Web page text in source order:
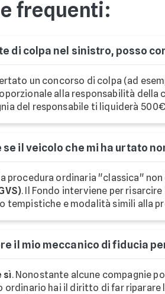
frequenti:
di colpa nel sinistro, posso
un concorso di colpa (ad
alla responsabilità della
del responsabile ti liquiderà
se il veicolo che mi ha urtato
procedura ordinaria "classica"
. Il Fondo interviene per
tempistiche e modalità simili alla
il mio meccanico di fiducia
sì. Nonostante alcune compagnie
ordinario hai il diritto di far